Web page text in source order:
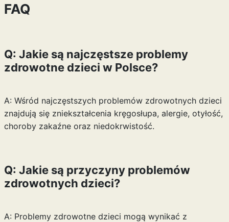
FAQ
Q: Jakie są najczęstsze problemy
zdrowotne dzieci w Polsce?
A: Wśród najczęstszych problemów zdrowotnych dzieci
znajdują się zniekształcenia kręgosłupa, alergie, otyłość,
choroby zakaźne oraz niedokrwistość.
Q: Jakie są przyczyny problemów
zdrowotnych dzieci?
A: Problemy zdrowotne dzieci mogą wynikać z